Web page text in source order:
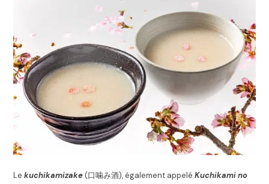
Lekuchikamizake(口噛み酒), également appeléKuchikami no